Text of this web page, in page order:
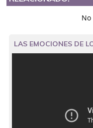
LAS EMOCIONES DE